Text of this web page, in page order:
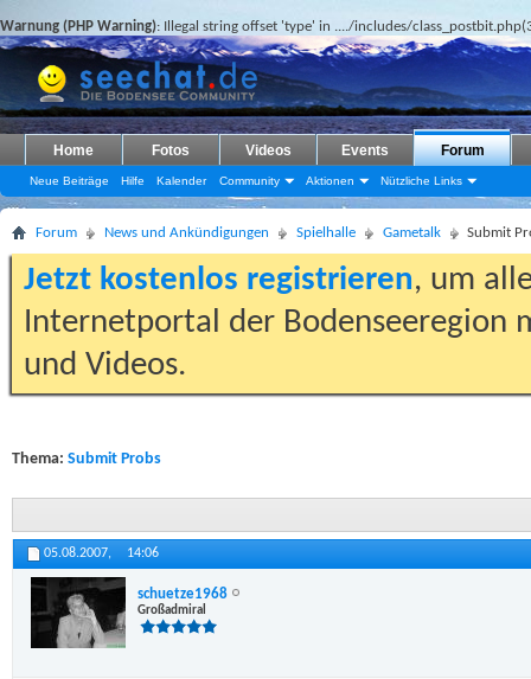
Warnung (PHP Warning): Illegal string offset 'type' in ..../includes/
Home Fotos Videos Events Forum
Neue Beiträge Hilfe Kalender Community Aktionen Nützliche Links
Forum News und Ankündigungen Spielhalle Gametalk Submit
Jetzt kostenlos registrieren, um
Internetportal der Bodenseeregion
und Videos.
Thema: Submit Probs
05.08.2007, 14:06
schuetze1968
Großadmiral